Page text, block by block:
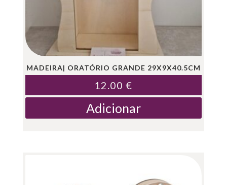
MADEIRA| ORATÓRIO GRANDE 29X9X40.5CM
12.00€
Adicionar